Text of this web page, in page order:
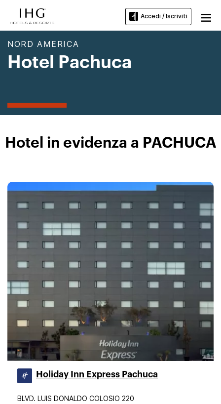
Accedi / Iscriviti
NORD AMERICA
Hotel Pachuca
Hotel in evidenza a PACHUCA
Holiday Inn Express Pachuca
BLVD. LUIS DONALDO COLOSIO 220